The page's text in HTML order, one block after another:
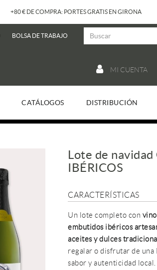
+80 € DE COMPRA: PORTES GRATIS EN GIRONA
BOLSA DE TRABAJO
MI CUENTA
CATÁLOGOS DISTRIBUCIÓN
Lote de navidad
IBÉRICOS
CARACTERÍSTICAS
Un lote completo con
embutidos ibéricos
aceites y dulces
regalar o disfrutar de una
sabor y autenticidad local.